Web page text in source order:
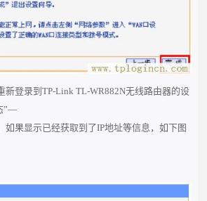
新登录到TP-Link TL-WR882N无线路由器的设
”—
如果显示已经获取到了IP地址等信息，如下图